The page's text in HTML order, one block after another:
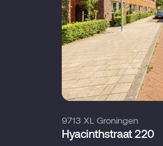
9713 XL Groningen
Hyacinthstraat 220